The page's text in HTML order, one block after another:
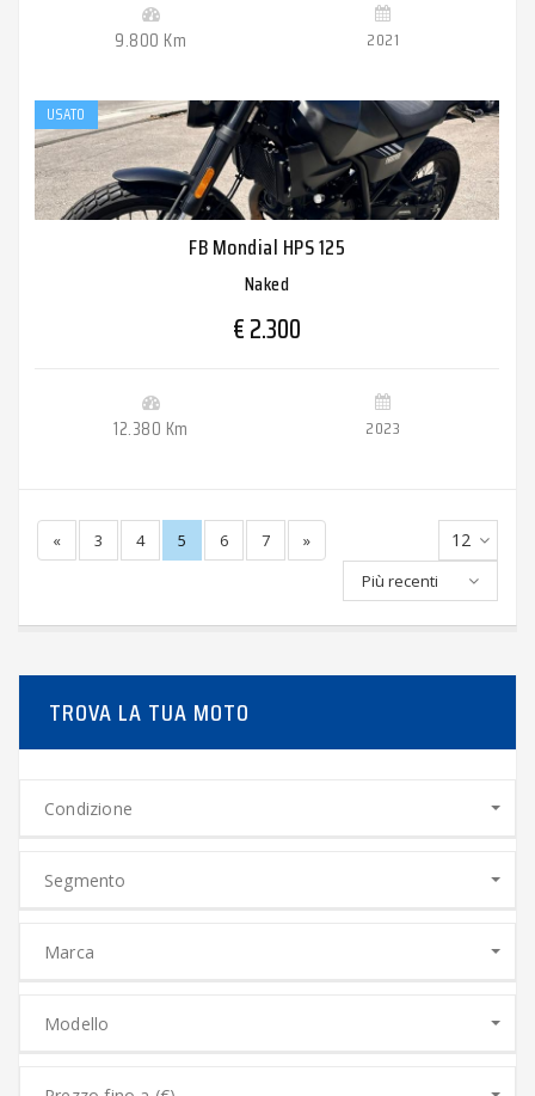
9.800 Km 2021
USATO
FB Mondial HPS 125
Naked
€ 2.300
12.380 Km 2023
« 3 4 5 6 7 » 12
Più recenti
TROVA LA TUA MOTO
Condizione
Segmento
Marca
Modello